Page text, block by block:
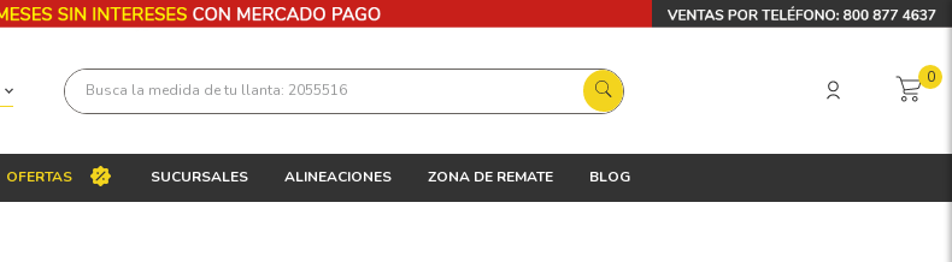
Busca la medida de tu llanta: 2055516 0
OFERTAS SUCURSALES ALINEACIONES ZONA DE REMATE BLOG
Términos más buscados